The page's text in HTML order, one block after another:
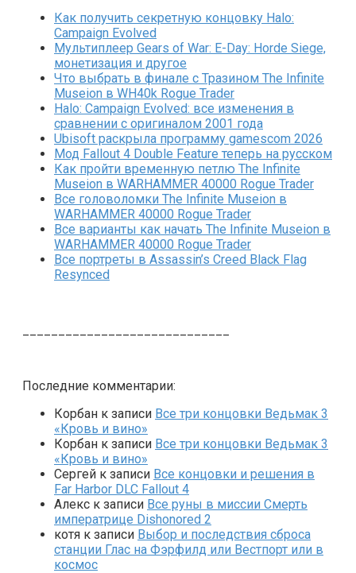
Как получить секретную концовку Halo:
Campaign Evolved
Мультиплеер Gears of War: E-Day: Horde Siege,
монетизация и другое
Что выбрать в финале с Тразином The Infinite
Museion в WH40k Rogue Trader
Halo: Campaign Evolved: все изменения в
сравнении с оригиналом 2001 года
Ubisoft раскрыла программу gamescom 2026
Мод Fallout 4 Double Feature теперь на русском
Как пройти временную петлю The Infinite
Museion в WARHAMMER 40000 Rogue Trader
Все головоломки The Infinite Museion в
WARHAMMER 40000 Rogue Trader
Все варианты как начать The Infinite Museion в
WARHAMMER 40000 Rogue Trader
Все портреты в Assassin’s Creed Black Flag
Resynced
Последние комментарии:
Корбан к записи Все три концовки Ведьмак 3
«Кровь и вино»
Корбан к записи Все три концовки Ведьмак 3
«Кровь и вино»
Сергей к записи Все концовки и решения в
Far Harbor DLC Fallout 4
Алекс к записи Все руны в миссии Смерть
императрице Dishonored 2
котя к записи Выбор и последствия сброса
станции Глас на Фэрфилд или Вестпорт или в
космос